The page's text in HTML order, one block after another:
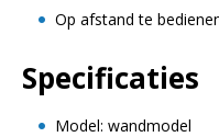
Op afstand te
Specificaties
Model: wandmodel